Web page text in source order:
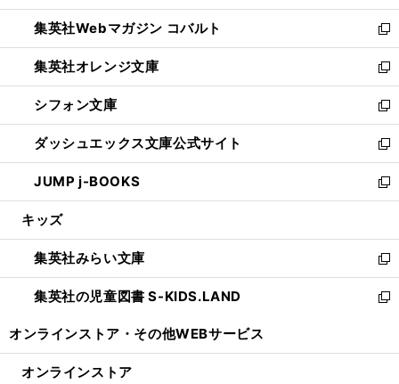
開
く
ウ
で
開
く
ン
ド
ウ
で
開
く
ウ
ィ
ン
ド
ウ
で
開
く
集英社Webマガジン コバルト
新
し
い
ウ
ィ
ン
ド
ウ
で
開
集英社オレンジ文庫
新
し
い
ウ
ィ
ン
ド
ウ
開
く
シフォン文庫
新
し
い
ウ
ィ
ン
ウ
で
開
く
ダッシュエックス文庫公式サイト
新
し
い
ウ
ン
ド
ウ
で
JUMP j-BOOKS
新
し
ウ
ィ
ン
ド
開
キッズ
集英社みらい文庫
新
し
い
ン
集英社の児童図書 S-KIDS.LAND
新
ウ
オンラインストア・ その他WEBサービス
オンラインストア